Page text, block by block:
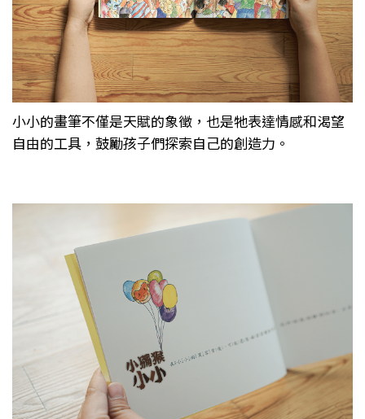
小小的畫筆不僅是天賦的象徵，也是牠表達情感和渴望
自由的工具，鼓勵孩子們探索自己的創造力。